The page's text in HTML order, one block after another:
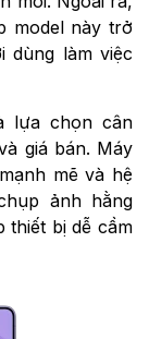
model này trở
dùng làm việc
lựa chọn cân
giá bán. Máy
mẽ và hệ
ảnh hằng
thiết bị dễ cầm